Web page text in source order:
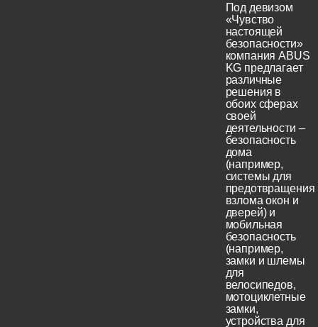
Под девизом
«Чувство
настоящей
безопасности»
компания ABUS
KG предлагает
различные
решения в
обоих сферах
своей
деятельности –
безопасность
дома
(например,
системы для
предотвращения
взлома окон и
дверей) и
мобильная
безопасность
(например,
замки и шлемы
для
велосипедов,
мотоциклетные
замки,
устройства для